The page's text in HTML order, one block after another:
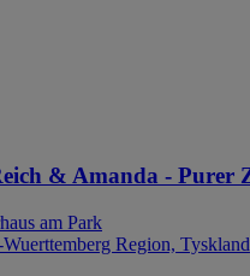
& Amanda - Purer
am Park
Region, Tyskland